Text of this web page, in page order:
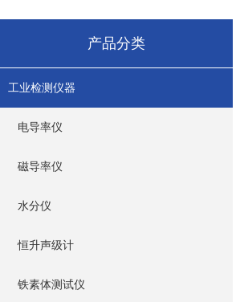
产品分类
工业检测仪器
电导率仪
磁导率仪
水分仪
恒升声级计
铁素体测试仪